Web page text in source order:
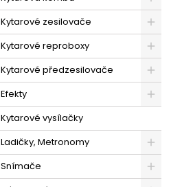
Kytarové zesilovače
Kytarové reproboxy
Kytarové předzesilovače
Efekty
Kytarové vysílačky
Ladičky, Metronomy
Snímače